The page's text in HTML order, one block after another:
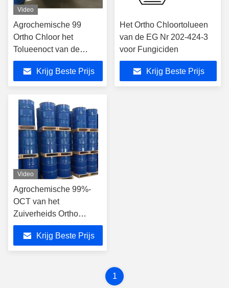
Video
Agrochemische 99
Ortho Chloor het
Tolueenoct van de
Percentenzuiverheid
Krijg Beste Prijs
Het Ortho Chloortolueen
van de EG Nr 202-424-3
voor Fungiciden
Krijg Beste Prijs
Video
Agrochemische 99%-
OCT van het
Zuiverheids Ortho
Chloortolueen voor
Organische Synthese
Krijg Beste Prijs
1